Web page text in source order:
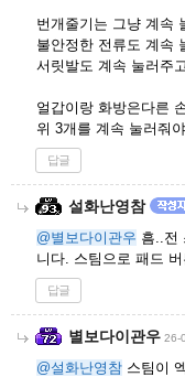
번개줄기는 그냥 계속
불안정한 전류도 계속
서릿발도 계속 눌러주
얼갑이랑 화방은다른
위 3개를 계속 눌러줘
답글
설화난영참
@별보다이관우 흠..전
니다. 스팀으로 패드
답글
별보다이관우 26-
@설화난영참 스팀이